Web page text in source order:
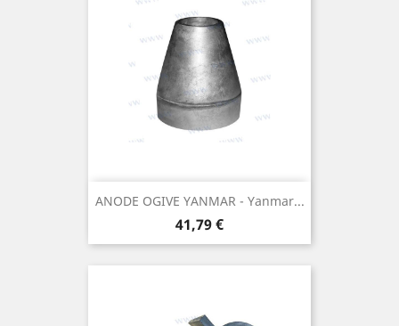
ANODE OGIVE YANMAR - Yanmar...
Prix
41,79 €